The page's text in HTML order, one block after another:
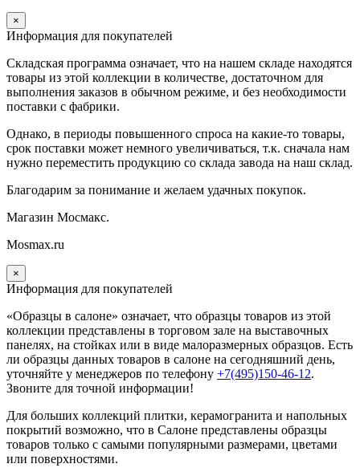
×
Информация для покупателей
Складская программа означает, что на нашем складе находятся
товары из этой коллекции в количестве, достаточном для
выполнения заказов в обычном режиме, и без необходимости
поставки с фабрики.
Однако, в периоды повышенного спроса на какие-то товары,
срок поставки может немного увеличиваться, т.к. сначала нам
нужно переместить продукцию со склада завода на наш склад.
Благодарим за понимание и желаем удачных покупок.
Магазин Мосмакс.
Mosmax.ru
×
Информация для покупателей
«Образцы в салоне» означает, что образцы товаров из этой
коллекции представлены в торговом зале на выставочных
панелях, на стойках или в виде малоразмерных образцов. Есть
ли образцы данных товаров в салоне на сегодняшний день,
уточняйте у менеджеров по телефону +7(495)150-46-12.
Звоните для точной информации!
Для больших коллекций плитки, керамогранита и напольных
покрытий возможно, что в Салоне представлены образцы
товаров только с самыми популярными размерами, цветами
или поверхностями.